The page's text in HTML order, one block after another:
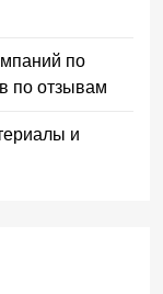
по
по отзывам
и